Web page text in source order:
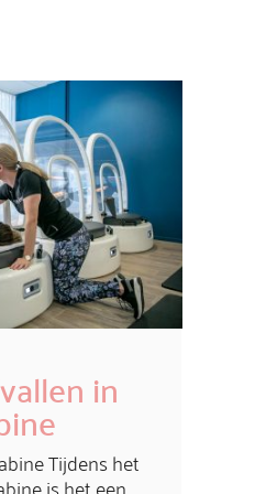
in
Tijdens het